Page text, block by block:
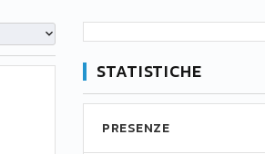
STATISTICHE
PRESENZE